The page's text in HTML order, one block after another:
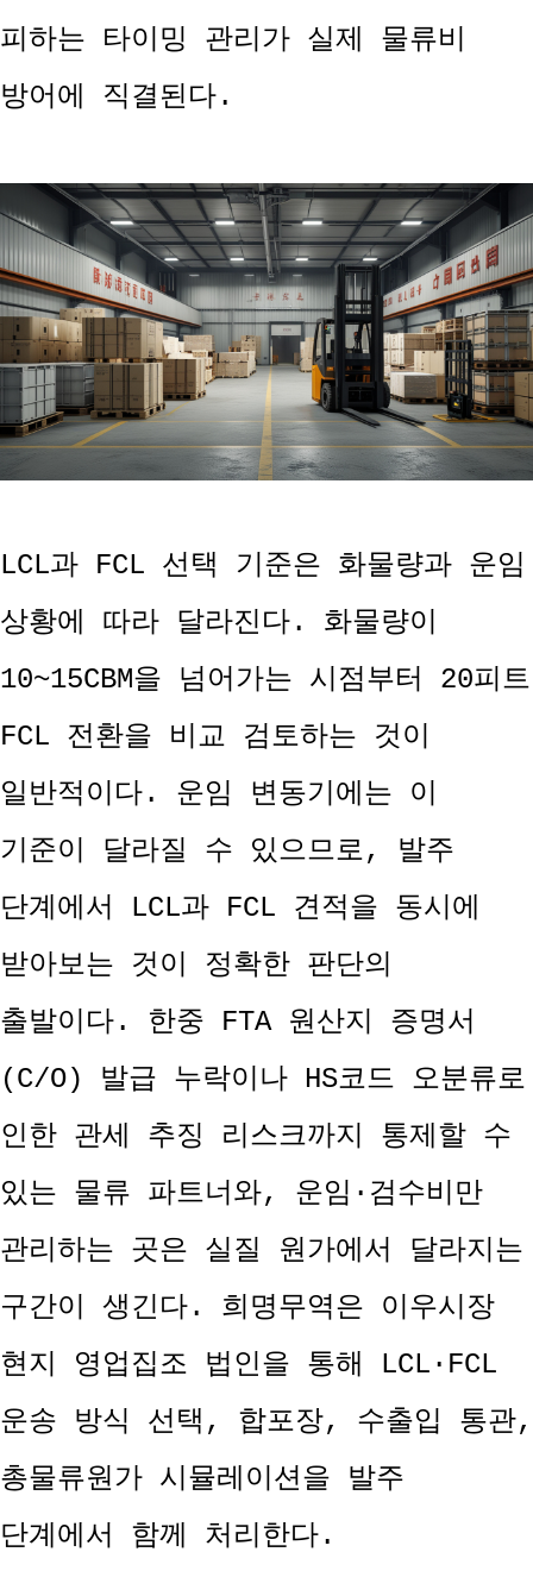
피하는 타이밍 관리가 실제 물류비
방어에 직결된다.
LCL과 FCL 선택 기준은 화물량과 운임
상황에 따라 달라진다. 화물량이
10~15CBM을 넘어가는 시점부터 20피트
FCL 전환을 비교 검토하는 것이
일반적이다. 운임 변동기에는 이
기준이 달라질 수 있으므로, 발주
단계에서 LCL과 FCL 견적을 동시에
받아보는 것이 정확한 판단의
출발이다. 한중 FTA 원산지 증명서
(C/O) 발급 누락이나 HS코드 오분류로
인한 관세 추징 리스크까지 통제할 수
있는 물류 파트너와, 운임·검수비만
관리하는 곳은 실질 원가에서 달라지는
구간이 생긴다. 희명무역은 이우시장
현지 영업집조 법인을 통해 LCL·FCL
운송 방식 선택, 합포장, 수출입 통관,
총물류원가 시뮬레이션을 발주
단계에서 함께 처리한다.